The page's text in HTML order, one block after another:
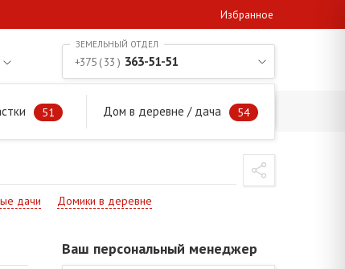
Избранное
51 Дом в деревне / дача 54
+375 ( 33 ) 363-51-51
дачи Домики в деревне
Ваш персональный менеджер